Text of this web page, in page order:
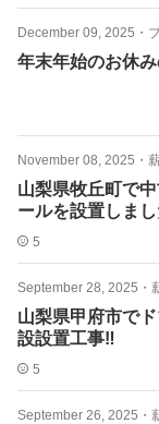
December 09, 2025 ・
年末年始のお休
November 08, 2025 ・
山梨県牧丘町で
ールを設置しま
5
September 28, 2025 ・
山梨県甲府市で
設設置工事‼️
5
September 26, 2025 ・